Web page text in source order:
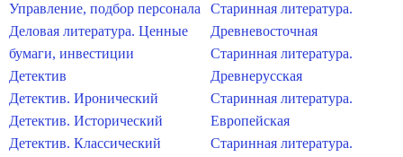
Управление, подбор персонала
Деловая литература. Ценные
бумаги, инвестиции
Детектив
Детектив. Иронический
Детектив. Исторический
Детектив. Классический
Старинная литература.
Древневосточная
Старинная литература.
Древнерусская
Старинная литература.
Европейская
Старинная литература.